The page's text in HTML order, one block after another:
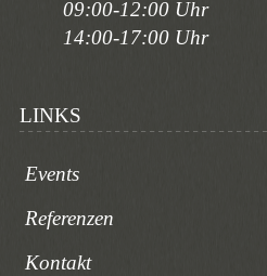
09:00-12:00 Uhr
14:00-17:00 Uhr
LINKS
Events
Referenzen
Kontakt